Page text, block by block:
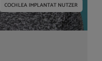
COCHLEA IMPLANTAT NUTZER